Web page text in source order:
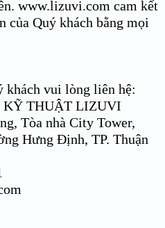
www.lizuvi.com cam kết
của Quý khách bằng mọi
vui lòng liên hệ:
KỸ THUẬT LIZUVI
Tòa nhà City Tower,
Hưng Định, TP. Thuận